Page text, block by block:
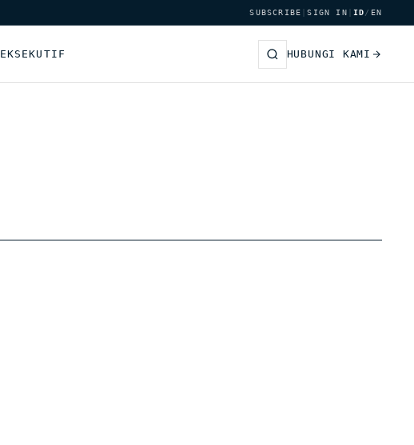
SUBSCRIBE |SIGN IN ID/ EN
EKSEKUTIF HUBUNGI KAMI